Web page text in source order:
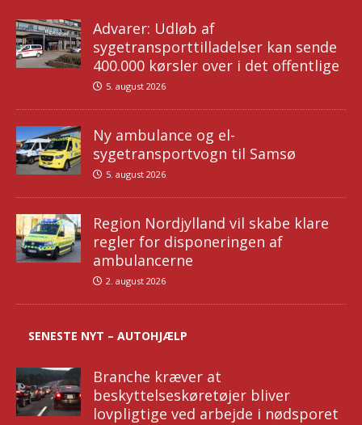
Advarer: Udløb af
sygetransporttilladelser kan sende
400.000 kørsler over i det offentlige
5. august 2026
Ny ambulance og el-
sygetransportvogn til Samsø
5. august 2026
Region Nordjylland vil skabe klare
regler for disponeringen af
ambulancerne
2. august 2026
SENESTE NYT – AUTOHJÆLP
Branche kræver at
beskyttelseskøretøjer bliver
lovpligtige ved arbejde i nødsporet